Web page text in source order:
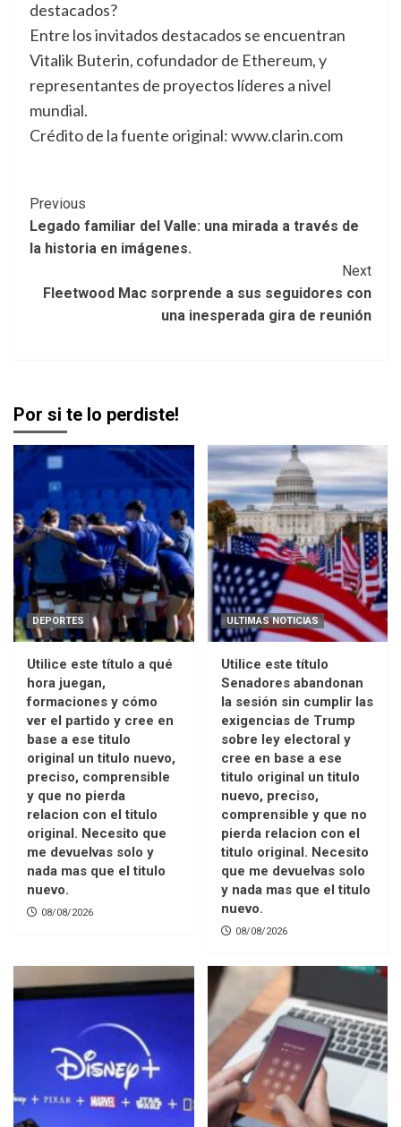
destacados?
Entre los invitados destacados se encuentran
Vitalik Buterin, cofundador de Ethereum, y
representantes de proyectos líderes a nivel
mundial.
Crédito de la fuente original: www.clarin.com
Post
Navigation
Previous
Legado familiar del Valle: una mirada a través de
la historia en imágenes.
Next
Fleetwood Mac sorprende a sus seguidores con
una inesperada gira de reunión
Por si te lo perdiste!
DEPORTES
Utilice este título a qué
hora juegan,
formaciones y cómo
ver el partido y cree en
base a ese titulo
original un titulo nuevo,
preciso, comprensible
y que no pierda
relacion con el titulo
original. Necesito que
me devuelvas solo y
nada mas que el titulo
nuevo.
08/08/2026
ULTIMAS NOTICIAS
Utilice este título
Senadores abandonan
la sesión sin cumplir las
exigencias de Trump
sobre ley electoral y
cree en base a ese
titulo original un titulo
nuevo, preciso,
comprensible y que no
pierda relacion con el
titulo original. Necesito
que me devuelvas solo
y nada mas que el titulo
nuevo.
08/08/2026